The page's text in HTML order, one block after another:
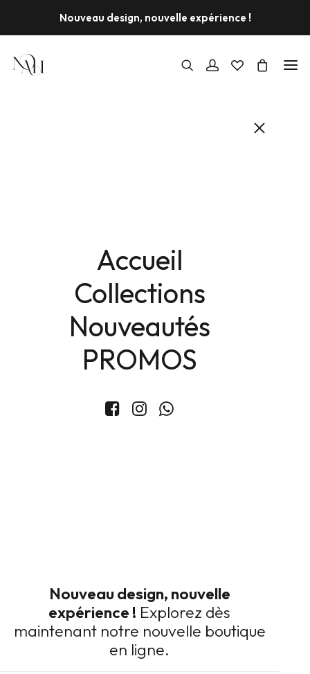
Nouveau design, nouvelle expérience !
Accueil
Collections
Nouveautés
PROMOS
Nouveau design, nouvelle
expérience ! Explorez dès
maintenant notre nouvelle boutique
en ligne.
Taille Unique
AJOUTER AU PANIER